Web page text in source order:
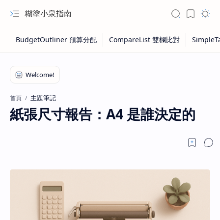
糊塗小泉指南
首頁 主題筆記
紙張尺寸報告：A4 是誰決定的